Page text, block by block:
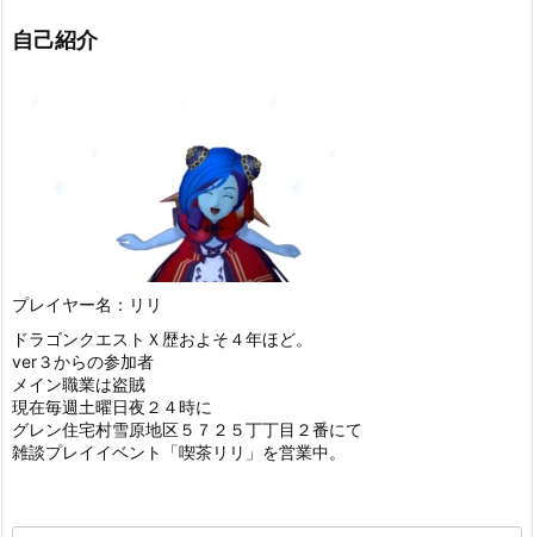
自己紹介
プレイヤー名：リリ
ドラゴンクエストＸ歴およそ４年ほど。
ver３からの参加者
メイン職業は盗賊
現在毎週土曜日夜２４時に
グレン住宅村雪原地区５７２５丁丁目２番にて
雑談プレイイベント「喫茶リリ」を営業中。